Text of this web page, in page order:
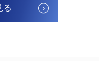
る